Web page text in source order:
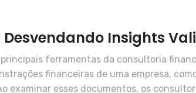
Insights
ferramentas da consultoria
financeiras de uma empresa,
examinar esses documentos, os